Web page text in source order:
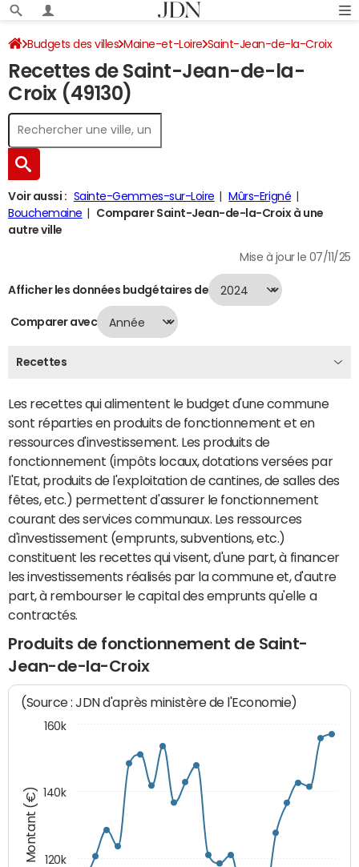
Budgets des villes Maine-et-Loire Saint-Jean-de-la-Croix
Recettes 2024
Recettes de Saint-Jean-de-la-
Croix (49130)
Voir aussi : Sainte-Gemmes-sur-Loire
Mûrs-Erigné
Bouchemaine
Comparer Saint-Jean-de-la-Croix à une
autre ville
Mise à jour le 07/11/25
Afficher les données budgétaires de
Comparer avec
Recettes
Les recettes qui alimentent le budget d'une commune
sont réparties en produits de fonctionnement et en
ressources d'investissement. Les produits de
fonctionnement (impôts locaux, dotations versées par
l'Etat, produits de l'exploitation de cantines, de salles des
fêtes, etc.) permettent d'assurer le fonctionnement
courant des services communaux. Les ressources
d'investissement (emprunts, subventions, etc.)
constituent les recettes qui visent, d'une part, à financer
les investissements réalisés par la commune et, d'autre
part, à rembourser le capital des emprunts qu'elle a
contractés.
Produits de fonctionnement de Saint-
Jean-de-la-Croix
Montant (€)
(Source : JDN d'après ministère de l'Economie)
120k
140k
160k